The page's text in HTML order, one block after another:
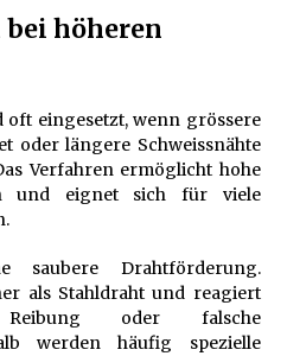
bei höheren
oft eingesetzt, wenn grössere
oder längere Schweissnähte
Verfahren ermöglicht hohe
und eignet sich für viele
Drahtförderung.
als Stahldraht und reagiert
oder falsche
werden häufig spezielle